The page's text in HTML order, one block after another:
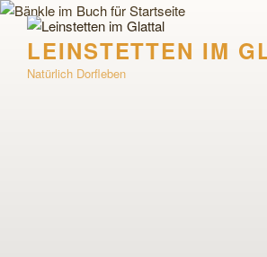
Zum
Inhalt
springenLEINSTETTEN IM
Natürlich Dorfleben